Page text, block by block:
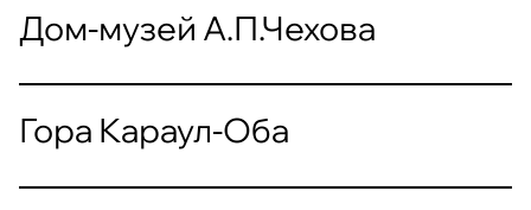
Дом-музей А.П.Чехова
Гора Караул-Оба